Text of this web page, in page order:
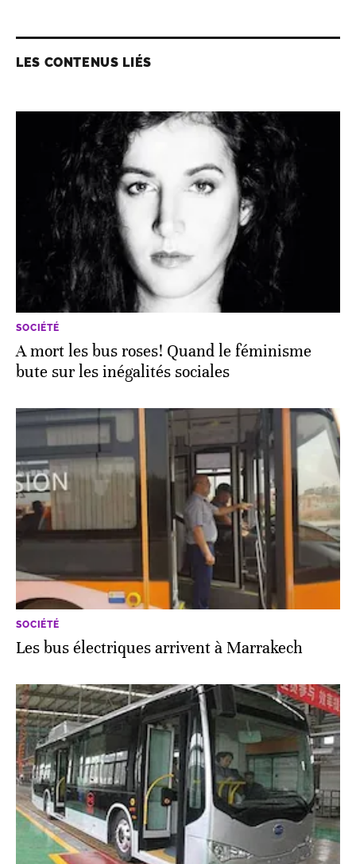
LES CONTENUS LIÉS
SOCIÉTÉ
A mort les bus roses! Quand le féminisme
bute sur les inégalités sociales
SOCIÉTÉ
Les bus électriques arrivent à Marrakech